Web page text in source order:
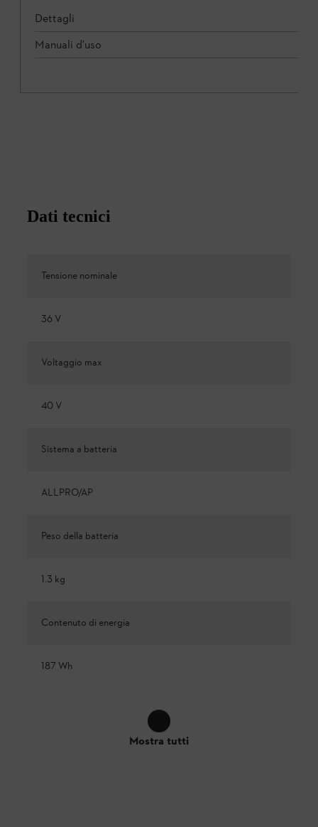
Dettagli
Manuali d'uso
Dati tecnici
Tensione nominale
36 V
Voltaggio max
40 V
Sistema a batteria
ALLPRO/AP
Peso della batteria
1.3 kg
Contenuto di energia
187 Wh
Mostra tutti